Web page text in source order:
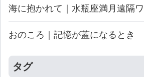
海に抱かれて｜水瓶座満月遠隔
おのころ｜記憶が蓋になるとき
タグ